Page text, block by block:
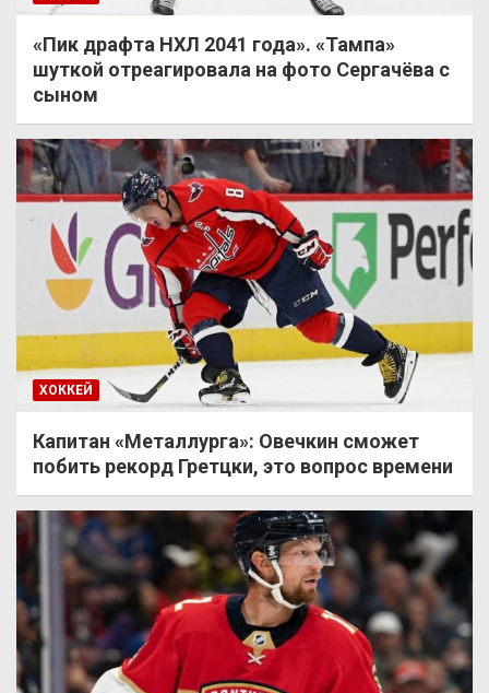
«Пик драфта НХЛ 2041 года». «Тампа»
шуткой отреагировала на фото Сергачёва с
сыном
ХОККЕЙ
Капитан «Металлурга»: Овечкин сможет
побить рекорд Гретцки, это вопрос времени